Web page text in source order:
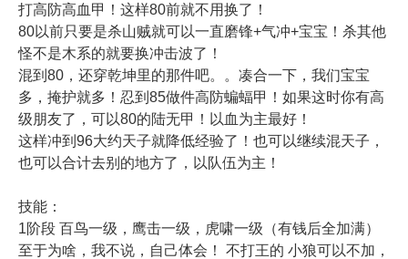
打高防高血甲！这样80前就不用换了！
80以前只要是杀山贼就可以一直磨锋+气冲+宝宝！杀其他
怪不是木系的就要换冲击波了！
混到80，还穿乾坤里的那件吧。。凑合一下，我们宝宝
多，掩护就多！忍到85做件高防蝙蝠甲！如果这时你有高
级朋友了，可以80的陆无甲！以血为主最好！
这样冲到96大约天子就降低经验了！也可以继续混天子，
也可以合计去别的地方了，以队伍为主！
技能：
1阶段 百鸟一级，鹰击一级，虎啸一级（有钱后全加满）
至于为啥，我不说，自己体会！ 不打王的 小狼可以不加，